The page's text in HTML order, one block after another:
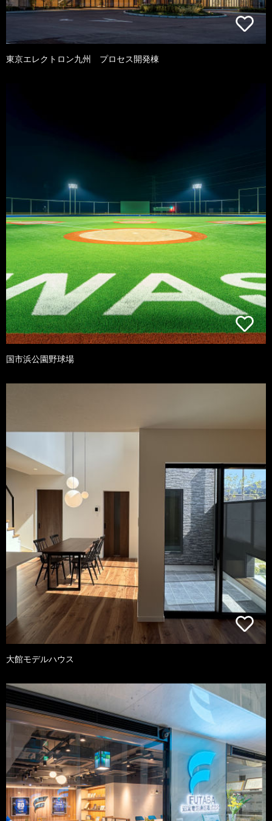
東京エレクトロン九州 プロセス開発棟
国市浜公園野球場
大館モデルハウス